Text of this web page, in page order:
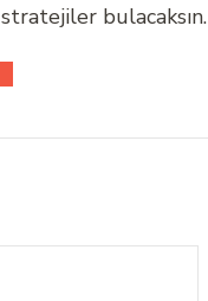
stratejiler bulacaksın.